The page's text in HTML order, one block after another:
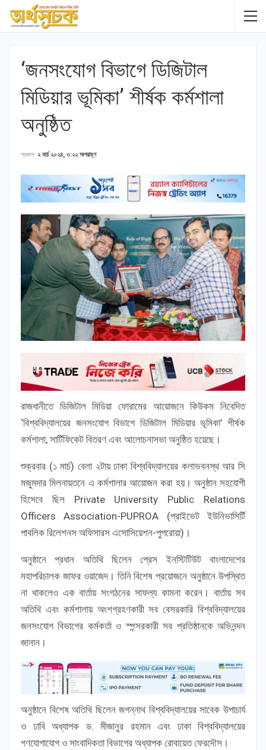
‘জনসংযোগ বিভাগে ডিজিটাল
মিডিয়ার ভূমিকা’ শীর্ষক কর্মশালা
অনুষ্ঠিত
প্রকাশ ২ মার্চ ২০২৪, ৩:২২ অপরাহ্ণ
রাজধানীতে ডিজিটাল মিডিয়া ফোরামের আয়োজনে কিউকম নিবেদিত
‘বিশ্ববিদ্যালয়ের জনসংযোগ বিভাগে ডিজিটাল মিডিয়ার ভূমিকা’ শীর্ষক
কর্মশালা, সার্টিফিকেট বিতরণ এবং আলোচনাসভা অনুষ্ঠিত হয়েছে।
শুক্রবার (১ মার্চ) বেলা ২টায় ঢাকা বিশ্ববিদ্যালয়ের কলাভবনস্থ আর সি
মজুমদার মিলনায়তনে এ কর্মশালার আয়োজন করা হয়। অনুষ্ঠান সহযোগী
হিসেবে ছিল Private University Public Relations
Officers Association-PUPROA (প্রাইভেট ইউনিভাসির্টি
পাবলিক রিলেশনস অফিসারস এসোসিয়েশন-পুপরোয়া)।
অনুষ্ঠানে প্রধান অতিথি ছিলেন প্রেস ইনস্টিটিউট বাংলাদেশের
মহাপরিচালক জাফর ওয়াজেদ। তিনি বিশেষ প্রয়োজনে অনুষ্ঠানে উপস্থিত
না থাকলেও এক বার্তায় সংগঠনের সাফল্য কামনা করেন। বার্তায় সব
অতিথি এবং কর্মশালায় অংশগ্রহণকারী সব বেসরকারি বিশ্ববিদ্যালয়ের
জনসংযোগ বিভাগের কর্মকর্তা ও স্পন্সরকারী সব প্রতিষ্ঠানকে অভিনন্দন
জানান।
অনুষ্ঠানে বিশেষ অতিথি ছিলেন জগন্নাথ বিশ্ববিদ্যালয়ের সাবেক উপাচার্য
ও ঢাবি অধ্যাপক ড. মীজানুর রহমান এবং ঢাকা বিশ্ববিদ্যালয়ের
গণযোগাযোগ ও সাংবাদিকতা বিভাগের অধ্যাপক রোবায়েত ফেরদৌস।